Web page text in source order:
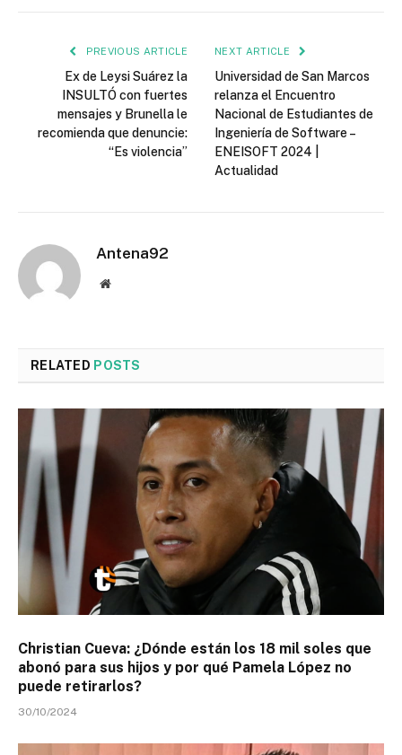
PREVIOUS ARTICLE
Ex de Leysi Suárez la
INSULTÓ con fuertes
mensajes y Brunella le
recomienda que denuncie:
“Es violencia”
NEXT ARTICLE
Universidad de San Marcos
relanza el Encuentro
Nacional de Estudiantes de
Ingeniería de Software –
ENEISOFT 2024 |
Actualidad
Antena92
Website
RELATED POSTS
Christian Cueva: ¿Dónde están los 18 mil soles que
abonó para sus hijos y por qué Pamela López no
puede retirarlos?
30/10/2024